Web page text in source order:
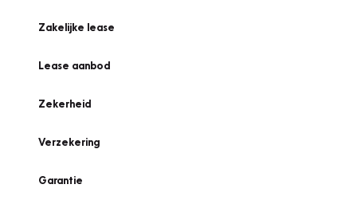
Zakelijke lease
Lease aanbod
Zekerheid
Verzekering
Garantie